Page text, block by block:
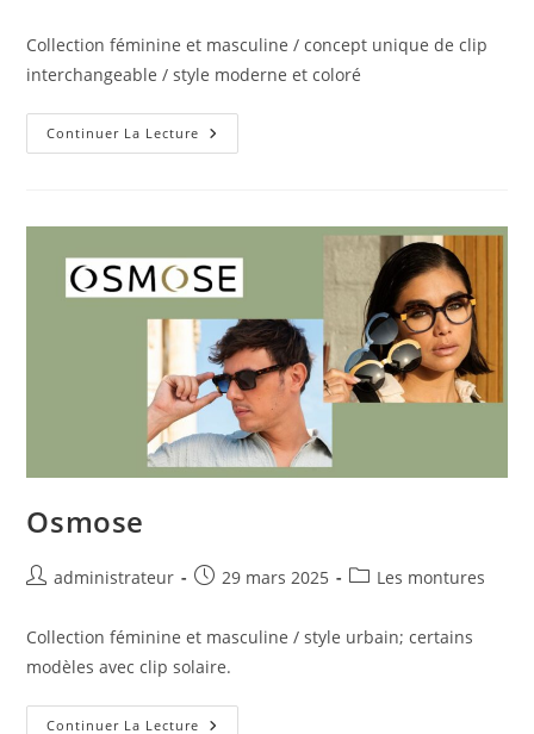
Collection féminine et masculine / concept unique de clip
interchangeable / style moderne et coloré
Continuer La Lecture
Osmose
administrateur 29 mars 2025 Les montures
Collection féminine et masculine / style urbain; certains
modèles avec clip solaire.
Continuer La Lecture